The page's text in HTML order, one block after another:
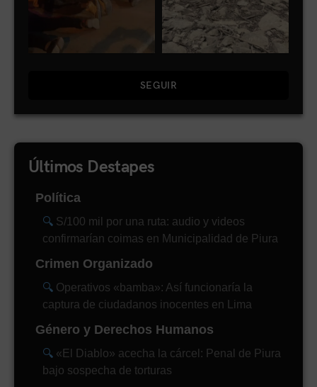
SEGUIR
Últimos Destapes
Política
S/100 mil por una ruta: audio y videos
confirmarían coimas en Municipalidad de Piura
Crimen Organizado
Operativos «bamba»: Así funcionaría la
captura de ciudadanos inocentes en Lima
Género y Derechos Humanos
«El Diablo» acecha la cárcel: Penal de Piura
bajo sospecha de torturas